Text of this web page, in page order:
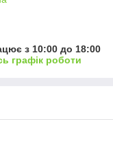
з 10:00 до 18:00
графік роботи